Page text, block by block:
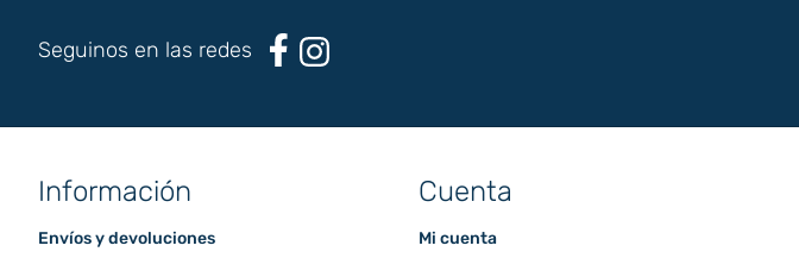
Seguinos en las redes
Información
Envíos y devoluciones
Cuenta
Mi cuenta